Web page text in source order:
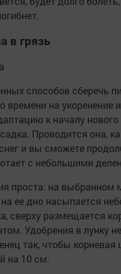
в грязь
способов сберечь
времени на укоренение и
к началу нового
Проводится она,
и вы сможете
с небольшими
проста: на выбранном
ее дно насыпается
сверху размещается
Удобрения в лунку
так, чтобы
на 10 см.